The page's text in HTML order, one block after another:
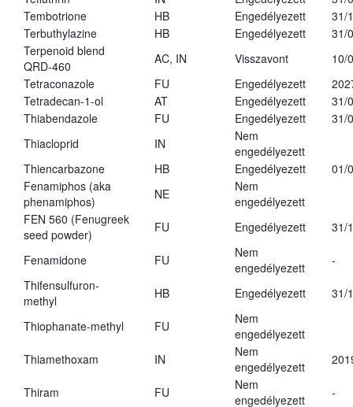
Tembotrione
HB Engedélyezett
31/
Terbuthylazine
HB Engedélyezett
31/
Terpenoid blend
QRD-460
AC, IN Visszavont
10/
Tetraconazole
FU Engedélyezett
Tetradecan-1-ol
AT Engedélyezett
31/
Thiabendazole
FU Engedélyezett
31/
Thiacloprid
IN
Nem
engedélyezett
Thiencarbazone
HB Engedélyezett
01/
Fenamiphos (aka
phenamiphos)
NE
Nem
engedélyezett
FEN 560 (Fenugreek
seed powder)
FU Engedélyezett 31/
Fenamidone FU
Nem
engedélyezett
-
Thifensulfuron-
methyl
HB Engedélyezett 31/
Thiophanate-methyl FU
Nem
engedélyezett
Thiamethoxam
IN
Nem
engedélyezett
Thiram FU
Nem
engedélyezett
-